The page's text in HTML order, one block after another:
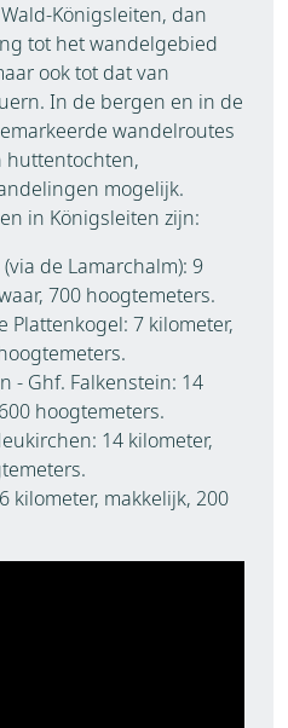
Königsleiten, dan
tot het wandelgebied
ook tot dat van
In de bergen en in de
wandelroutes
huttentochten,
mogelijk.
in Königsleiten zijn:
de Lamarchalm): 9
700 hoogtemeters.
Plattenkogel: 7 kilometer,
- Ghf. Falkenstein: 14
hoogtemeters.
14 kilometer,
kilometer, makkelijk, 200